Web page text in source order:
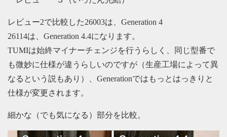
レビュー2で比較した26003は、Generation 4
26114は、Generation 4.4になります。
TUMIは始終マイナーチェンジを行うらしく、同じ型番で
も微妙に仕様が違うらしいのですが（生産工場によって異
なるという説もあり）、Generationではもっとはっきりと
仕様が変更されます。
細かな（でも気になる）部分を比較。